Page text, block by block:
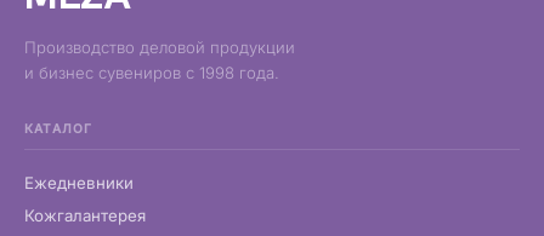
Производство деловой продукции
и бизнес сувениров с 1998 года.
КАТАЛОГ
Ежедневники
Кожгалантерея